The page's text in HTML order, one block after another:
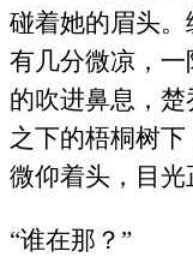
碰着她的眉头
有几分微凉，
的吹进鼻息，
之下的梧桐树
微仰着头，目光
“谁在那？”